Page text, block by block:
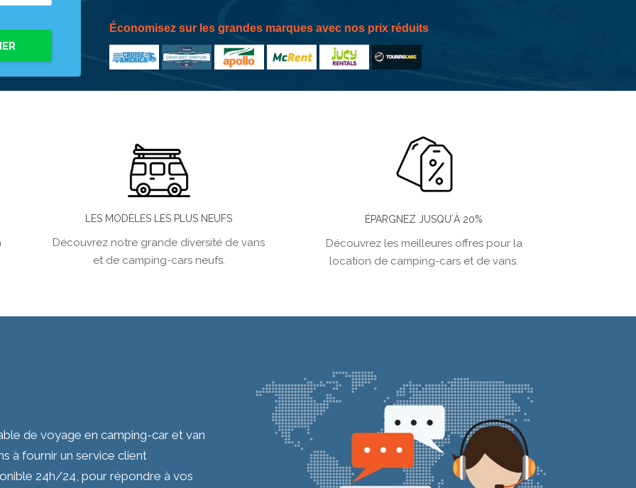
Économisez sur les grandes marques avec nos prix réduits
LES MODÈLES LES PLUS NEUFS
Découvrez notre grande diversité de vans
et de camping-cars neufs.
ÉPARGNEZ JUSQU´À 20%
Découvrez les meilleures offres pour la
location de camping-cars et de vans.
de voyage en camping-car et van
à fournir un service client
24h/24, pour répondre à vos